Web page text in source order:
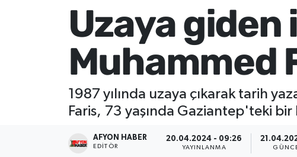
Uzaya
Muhammed
1987 yılında uzaya çıkarak tarih
Faris, 73 yaşında Gaziantep'teki bir
AFYON HABER
EDITÖR
20.04.2024 - 09:26
YAYINLANMA
Ekonomi
Magazin